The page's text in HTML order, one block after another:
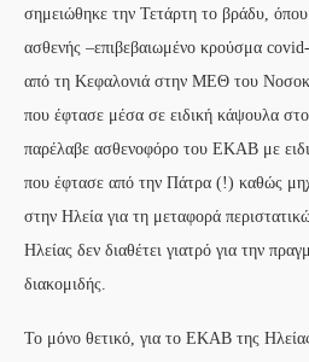
σημειώθηκε την Τετάρτη το βράδυ,
ασθενής –επιβεβαιωμένο κρούσμα
από τη Κεφαλονιά στην ΜΕΘ του
που έφτασε μέσα σε ειδική κάψουλα
παρέλαβε ασθενοφόρο του ΕΚΑΒ με
που έφτασε από την Πάτρα (!) καθώς
στην Ηλεία για τη μεταφορά
Ηλείας δεν διαθέτει γιατρό για την
διακομιδής.
Το μόνο θετικό, για το ΕΚΑΒ της